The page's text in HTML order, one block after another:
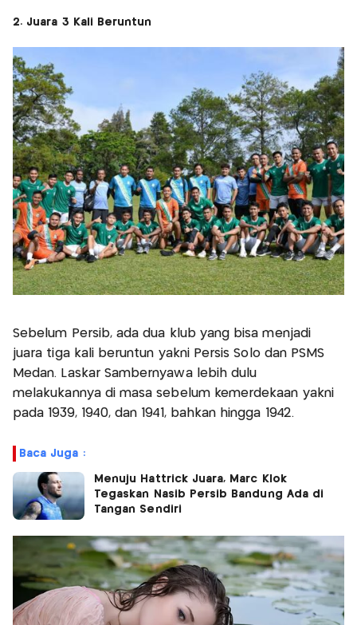
2. Juara 3 Kali Beruntun
Sebelum Persib, ada dua klub yang bisa menjadi
juara tiga kali beruntun yakni Persis Solo dan PSMS
Medan. Laskar Sambernyawa lebih dulu
melakukannya di masa sebelum kemerdekaan yakni
pada 1939, 1940, dan 1941, bahkan hingga 1942.
Baca Juga :
Menuju Hattrick Juara, Marc Klok
Tegaskan Nasib Persib Bandung Ada di
Tangan Sendiri